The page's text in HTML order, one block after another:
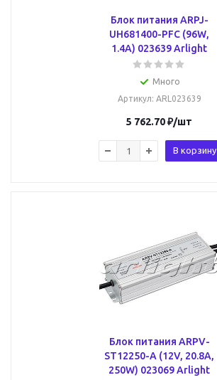
Блок питания ARPJ-
UH681400-PFC (96W,
1.4A) 023639 Arlight
Много
Артикул: ARL023639
5 762.70₽/шт
В корзину
Блок питания ARPV-
ST12250-A (12V, 20.8A,
250W) 023069 Arlight